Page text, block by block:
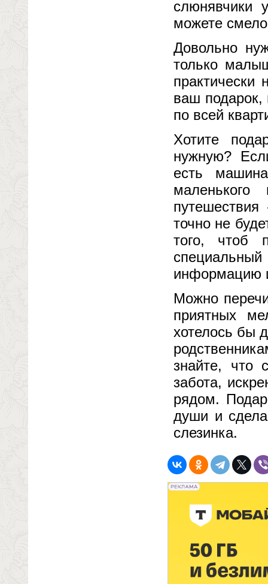
слюнявчики
можете смело
Довольно
только
практически
ваш подарок,
по всей
Хотите
нужную?
есть
точно не
того, чтоб
информацию
Можно
приятных
хотелось бы
знайте,
забота,
рядом.
души и
слезинка.